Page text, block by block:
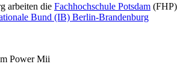
arbeiten die Fachhochschule Potsdam (FHP)
Bund (IB) Berlin-Brandenburg
Power Mii